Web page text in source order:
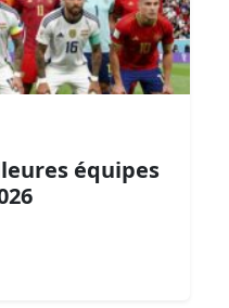
équipes